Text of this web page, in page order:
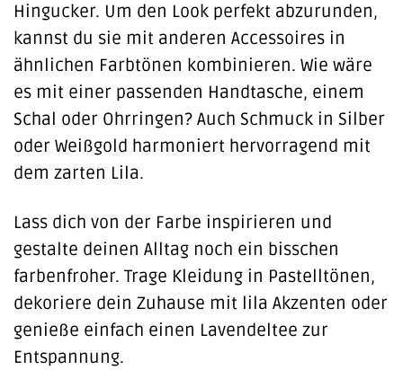
Hingucker. Um den Look perfekt abzurunden,
kannst du sie mit anderen Accessoires in
ähnlichen Farbtönen kombinieren. Wie wäre
es mit einer passenden Handtasche, einem
Schal oder Ohrringen? Auch Schmuck in Silber
oder Weißgold harmoniert hervorragend mit
dem zarten Lila.
Lass dich von der Farbe inspirieren und
gestalte deinen Alltag noch ein bisschen
farbenfroher. Trage Kleidung in Pastelltönen,
dekoriere dein Zuhause mit lila Akzenten oder
genieße einfach einen Lavendeltee zur
Entspannung.